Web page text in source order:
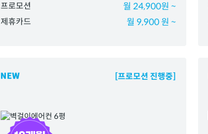
프로모션 월 24,900원 ~
제휴카드 월 9,900 원 ~
[프로모션 진행중]